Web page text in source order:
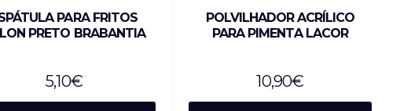
PARA FRITOS
PRETO BRABANTIA
5,10€
POLVILHADOR ACRÍLICO
PARA PIMENTA LACOR
10,90€